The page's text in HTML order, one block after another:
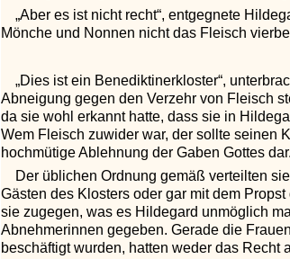
„Aber es ist nicht recht“, entgegnete
Mönche und Nonnen nicht das Fleisch
„Dies ist ein Benediktinerkloster“,
Abneigung gegen den Verzehr von Fleisch
da sie wohl erkannt hatte, dass sie in
Wem Fleisch zuwider war, der sollte seinen
hochmütige Ablehnung der Gaben Gottes dar.
Der üblichen Ordnung gemäß verteilten
Gästen des Klosters oder gar mit dem
sie zugegen, was es Hildegard unmöglich
Abnehmerinnen gegeben. Gerade die
beschäftigt wurden, hatten weder das